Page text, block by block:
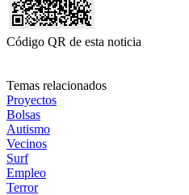
Código QR de esta noticia
Temas relacionados
Proyectos
Bolsas
Autismo
Vecinos
Surf
Empleo
Terror